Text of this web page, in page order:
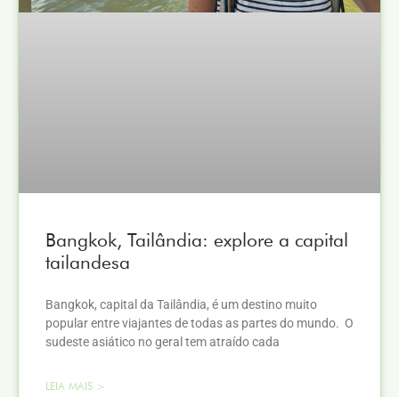
Bangkok, Tailândia: explore a capital
tailandesa
Bangkok, capital da Tailândia, é um destino muito
popular entre viajantes de todas as partes do mundo. O
sudeste asiático no geral tem atraído cada
LEIA MAIS >